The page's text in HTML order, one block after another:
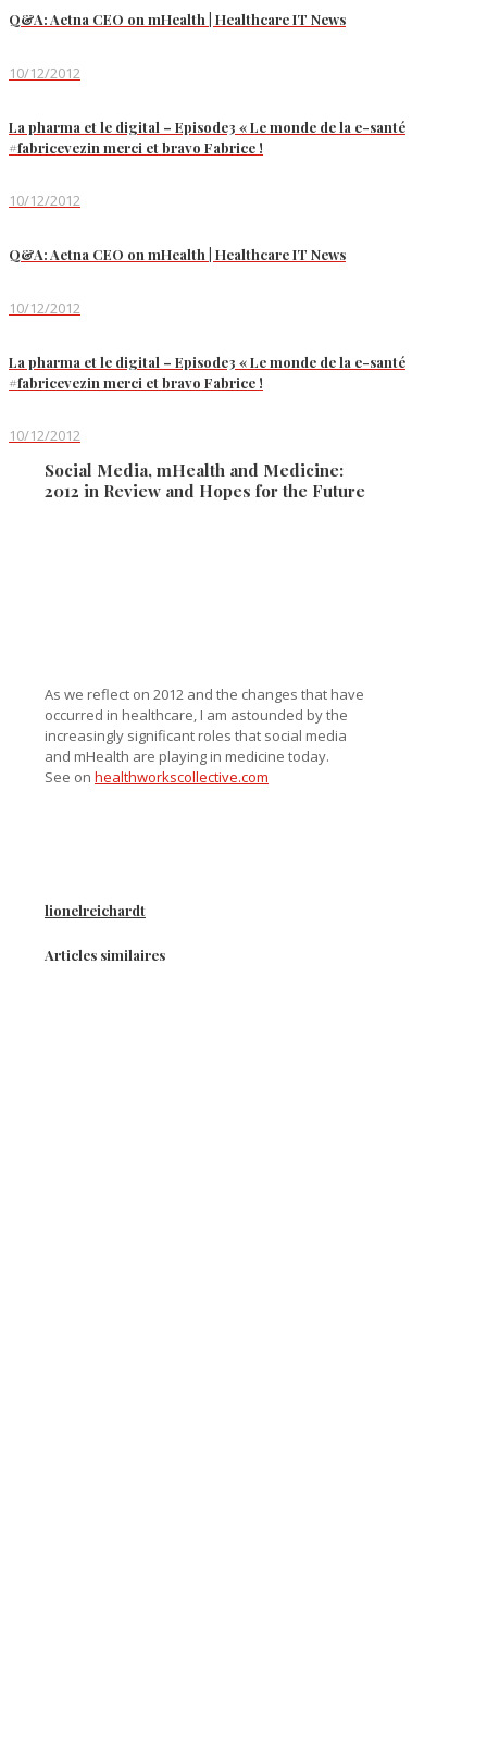
Q&A: Aetna CEO on mHealth | Healthcare IT News
10/12/2012
La pharma et le digital – Episode3 « Le monde de la e-santé
#fabricevezin merci et bravo Fabrice !
10/12/2012
Q&A: Aetna CEO on mHealth | Healthcare IT News
10/12/2012
La pharma et le digital – Episode3 « Le monde de la e-santé
#fabricevezin merci et bravo Fabrice !
10/12/2012
Social Media, mHealth and Medicine:
2012 in Review and Hopes for the Future
As we reflect on 2012 and the changes that have
occurred in healthcare, I am astounded by the
increasingly significant roles that social media
and mHealth are playing in medicine today.
See on healthworkscollective.com
lionelreichardt
Articles similaires